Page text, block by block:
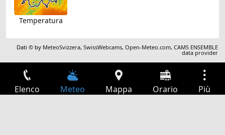
Temperatura
Dati © by MeteoSvizzera,SwissWebcams,Open-Meteo.com,CAMS ENSEMBLE
data provider
Elenco Meteo Mappa Orario Più